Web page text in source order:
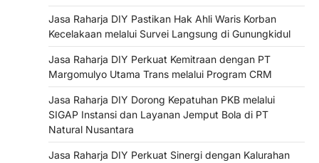
Jasa Raharja DIY Pastikan Hak Ahli Waris Korban
Kecelakaan melalui Survei Langsung di Gunungkidul
Jasa Raharja DIY Perkuat Kemitraan dengan PT
Margomulyo Utama Trans melalui Program CRM
Jasa Raharja DIY Dorong Kepatuhan PKB melalui
SIGAP Instansi dan Layanan Jemput Bola di PT
Natural Nusantara
Jasa Raharja DIY Perkuat Sinergi dengan Kalurahan